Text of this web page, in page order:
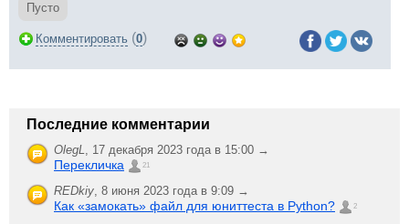
Пусто
Комментировать (0)
Последние комментарии
OlegL, 17 декабря 2023 года в 15:00 →
Перекличка 21
REDkiy, 8 июня 2023 года в 9:09 →
Как «замокать» файл для юниттеста в Python? 2